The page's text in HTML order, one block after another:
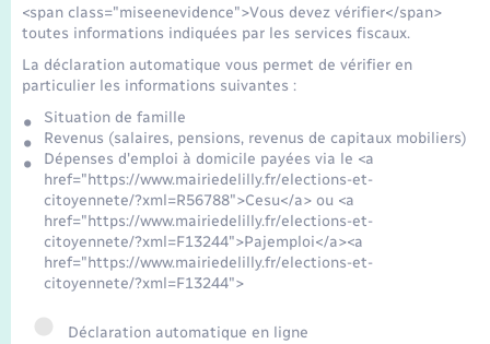
<span class="miseenevidence">Vous devez vérifier</span>
toutes informations indiquées par les services fiscaux.
La déclaration automatique vous permet de vérifier en
particulier les informations suivantes :
Situation de famille
Revenus (salaires, pensions, revenus de capitaux mobiliers)
Dépenses d'emploi à domicile payées via le <a
href="https://www.mairiedelilly.fr/elections-et-
citoyennete/?xml=R56788">Cesu</a> ou <a
href="https://www.mairiedelilly.fr/elections-et-
citoyennete/?xml=F13244">Pajemploi</a><a
href="https://www.mairiedelilly.fr/elections-et-
citoyennete/?xml=F13244">
Déclaration automatique en ligne